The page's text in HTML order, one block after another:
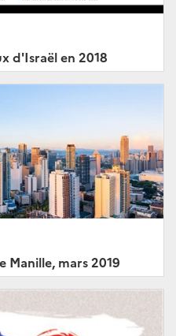
d'Israël en 2018
Manille, mars 2019